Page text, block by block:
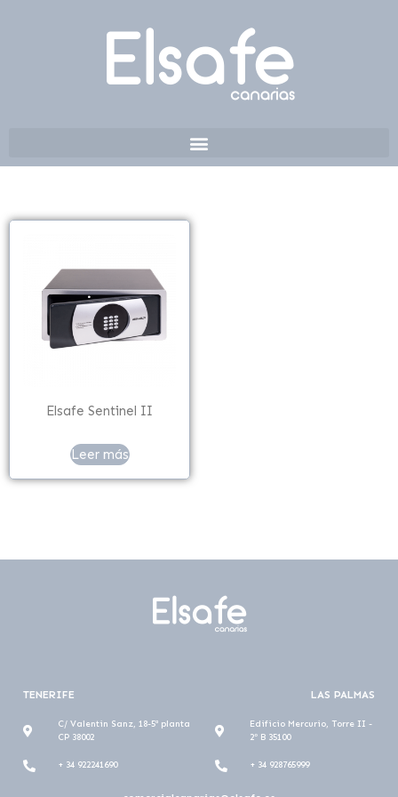
Elsafe Sentinel II
Leer más
TENERIFE
C/ Valentin Sanz, 18-5ª planta
CP 38002
+ 34 922241690
LAS PALMAS
Edificio Mercurio, Torre II -
2º B 35100
+ 34 928765999